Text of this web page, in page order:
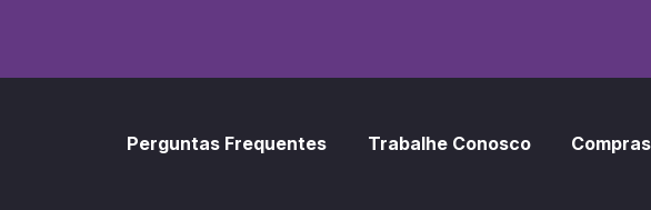
Perguntas Frequentes Trabalhe Conosco